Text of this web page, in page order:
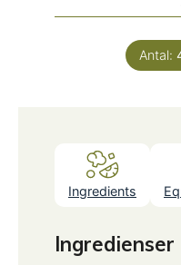
Antal:
Ingredients
Ingredienser